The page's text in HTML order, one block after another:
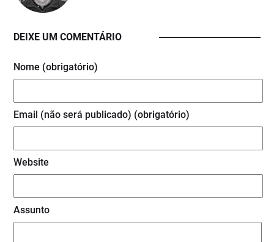
DEIXE UM COMENTÁRIO
Nome (obrigatório)
Email (não será publicado) (obrigatório)
Website
Assunto